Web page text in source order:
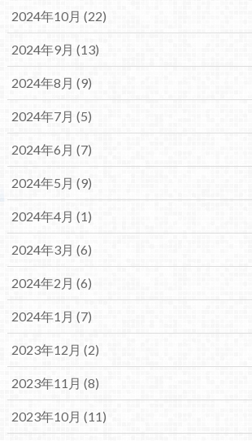
2024年10月 (22)
2024年9月 (13)
2024年8月 (9)
2024年7月 (5)
2024年6月 (7)
2024年5月 (9)
2024年4月 (1)
2024年3月 (6)
2024年2月 (6)
2024年1月 (7)
2023年12月 (2)
2023年11月 (8)
2023年10月 (11)